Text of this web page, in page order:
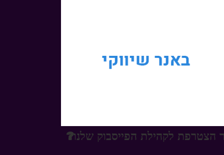
הצטרפת לקהילת הפייסבוק שלנו?